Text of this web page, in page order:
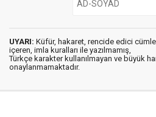
UYARI: Küfür, hakaret, rencide edici
içeren, imla kuralları ile yazılmamış,
Türkçe karakter kullanılmayan ve büyük
onaylanmamaktadır.